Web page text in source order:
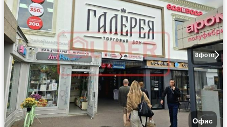
8фото
Офис